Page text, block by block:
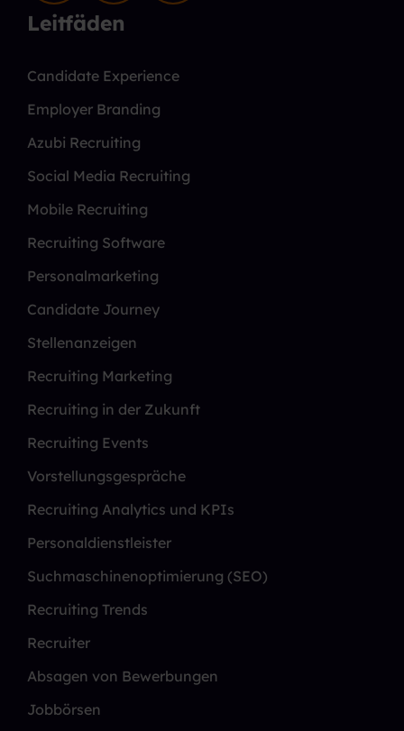
Leitfäden
Candidate Experience
Employer Branding
Azubi Recruiting
Social Media Recruiting
Mobile Recruiting
Recruiting Software
Personalmarketing
Candidate Journey
Stellenanzeigen
Recruiting Marketing
Recruiting in der Zukunft
Recruiting Events
Vorstellungsgespräche
Recruiting Analytics und KPIs
Personaldienstleister
Suchmaschinenoptimierung (SEO)
Recruiting Trends
Recruiter
Absagen von Bewerbungen
Jobbörsen